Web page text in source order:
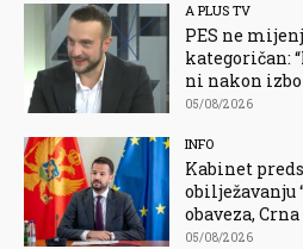
A PLUS TV
PES ne
kategoričan:
ni nakon
05/08/2026
INFO
Kabinet
obilježavanju
obaveza,
05/08/2026